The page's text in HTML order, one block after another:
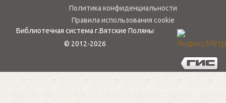
Политика конфиденциальности
Правила использования cookie
Библиотечная система г.Вятские Поляны
© 2012-2026